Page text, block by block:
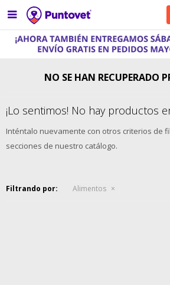

NO SE HAN RECUPERADO
¡Lo sentimos! No hay productos
Inténtalo nuevamente con otros criterios de
secciones de nuestro catálogo.
Filtrando por: Alimentos